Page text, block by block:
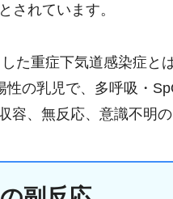
されています。
た重症下気道感染症と
性の乳児で、多呼吸・
容、無反応、意識不明